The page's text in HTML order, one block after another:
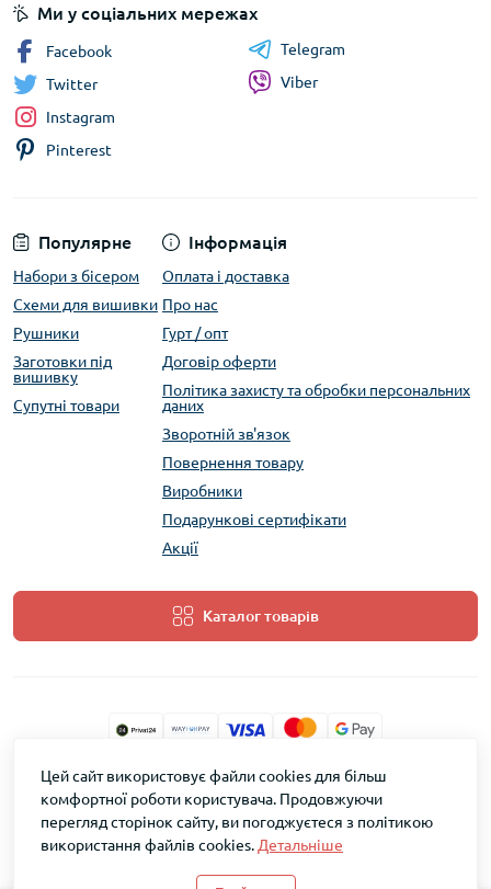
Популярне
Набори з бісером
Схеми для вишивки
Рушники
Заготовки під
вишивку
Супутні товари
Інформація
Оплата і доставка
Про нас
Гурт / опт
Договір оферти
Політика захисту та обробки персональних
даних
Зворотній зв'язок
Повернення товару
Виробники
Подарункові сертифікати
Акції
Каталог товарів
Ми у соціальних мережах
Facebook
Twitter
Instagram
Pinterest
Telegram
Viber
ТМ Скарб © 2026
Цей сайт використовує файли cookies для більш
комфортної роботи користувача. Продовжуючи
перегляд сторінок сайту, ви погоджуєтеся з політикою
використання файлів cookies. Детальніше